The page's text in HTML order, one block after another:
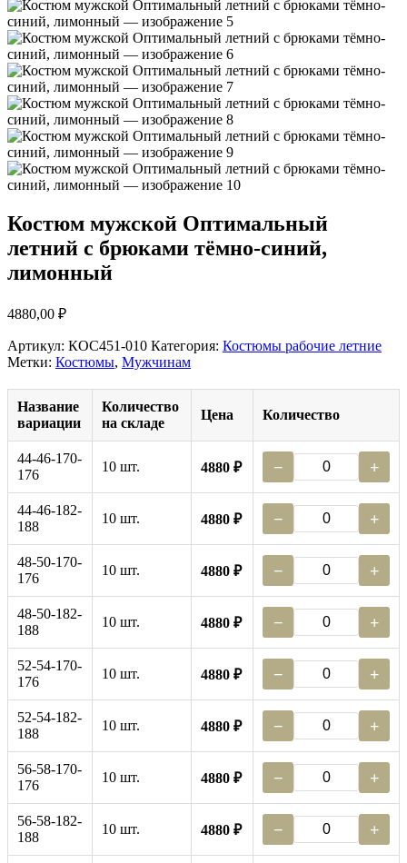
Костюм мужской Оптимальный
летний с брюками тёмно-синий,
лимонный
4880,00 ₽
Артикул: КОС451-010 Категория: Костюмы рабочие летние
Метки: Костюмы, Мужчинам
Название
вариации
Количество
на складе
Цена Количество
44-46-170-
176
10 шт. 4880 ₽ − +
44-46-182-
188
10 шт. 4880 ₽ − +
48-50-170-
176
10 шт. 4880 ₽ − +
48-50-182-
188
10 шт. 4880 ₽ − +
52-54-170-
176
10 шт. 4880 ₽ − +
52-54-182-
188
10 шт. 4880 ₽ − +
56-58-170-
176
10 шт. 4880 ₽ − +
56-58-182-
188
10 шт. 4880 ₽ − +